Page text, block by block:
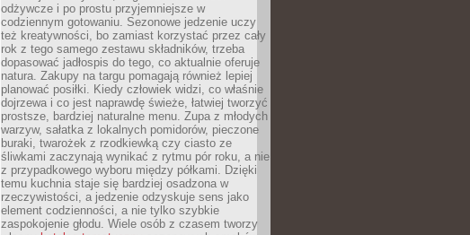
odżywcze i po prostu przyjemniejsze w
codziennym gotowaniu. Sezonowe jedzenie uczy
też kreatywności, bo zamiast korzystać przez cały
rok z tego samego zestawu składników, trzeba
dopasować jadłospis do tego, co aktualnie oferuje
natura. Zakupy na targu pomagają również lepiej
planować posiłki. Kiedy człowiek widzi, co właśnie
dojrzewa i co jest naprawdę świeże, łatwiej tworzyć
prostsze, bardziej naturalne menu. Zupa z młodych
warzyw, sałatka z lokalnych pomidorów, pieczone
buraki, twarożek z rzodkiewką czy ciasto ze
śliwkami zaczynają wynikać z rytmu pór roku, a nie
z przypadkowego wyboru między półkami. Dzięki
temu kuchnia staje się bardziej osadzona w
rzeczywistości, a jedzenie odzyskuje sens jako
element codzienności, a nie tylko szybkie
zaspokojenie głodu. Wiele osób z czasem tworzy